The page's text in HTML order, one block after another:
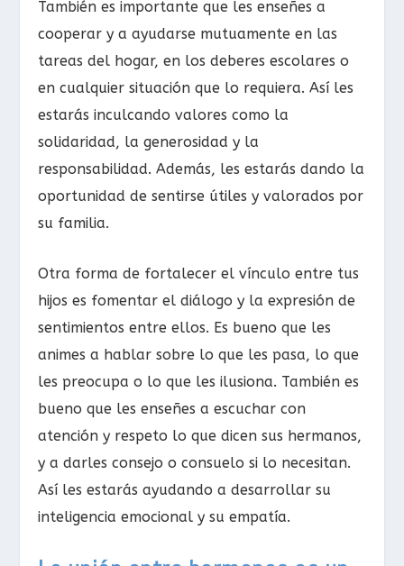
También es importante que les enseñes a
cooperar y a ayudarse mutuamente en las
tareas del hogar, en los deberes escolares o
en cualquier situación que lo requiera. Así les
estarás inculcando valores como la
solidaridad, la generosidad y la
responsabilidad. Además, les estarás dando la
oportunidad de sentirse útiles y valorados por
su familia.
Otra forma de fortalecer el vínculo entre tus
hijos es fomentar el diálogo y la expresión de
sentimientos entre ellos. Es bueno que les
animes a hablar sobre lo que les pasa, lo que
les preocupa o lo que les ilusiona. También es
bueno que les enseñes a escuchar con
atención y respeto lo que dicen sus hermanos,
y a darles consejo o consuelo si lo necesitan.
Así les estarás ayudando a desarrollar su
inteligencia emocional y su empatía.